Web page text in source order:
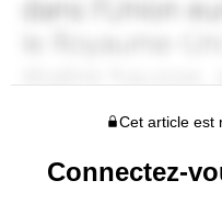
Cet article est
Connectez-